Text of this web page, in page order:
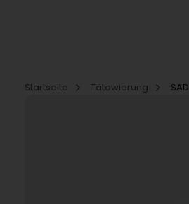
Startseite
Tätowierung